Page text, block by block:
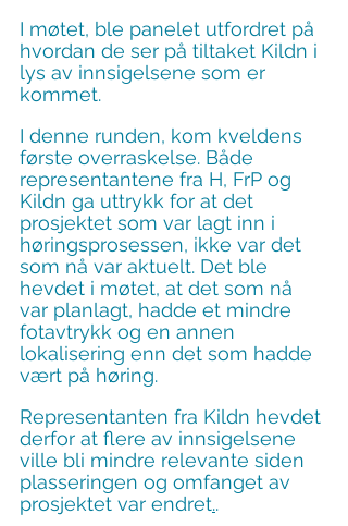
I møtet, ble panelet utfordret på
hvordan de ser på tiltaket Kildn i
lys av innsigelsene som er
kommet.
I denne runden, kom kveldens
første overraskelse. Både
representantene fra H, FrP og
Kildn ga uttrykk for at det
prosjektet som var lagt inn i
høringsprosessen, ikke var det
som nå var aktuelt. Det ble
hevdet i møtet, at det som nå
var planlagt, hadde et mindre
fotavtrykk og en annen
lokalisering enn det som hadde
vært på høring.
Representanten fra Kildn hevdet
derfor at flere av innsigelsene
ville bli mindre relevante siden
plasseringen og omfanget av
prosjektet var endret..